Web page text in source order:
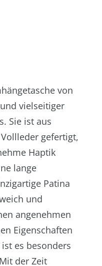
von
vielseitiger
Sie ist aus
gefertigt,
Haptik
lange
Patina
und
angenehmen
Eigenschaften
es besonders
der Zeit